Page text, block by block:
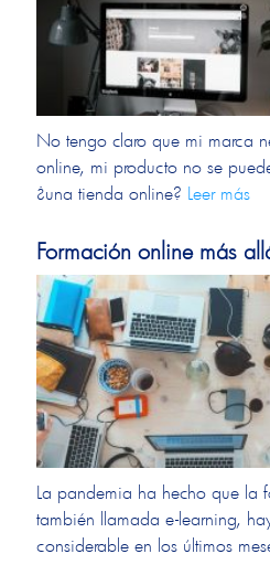
No tengo claro que mi marca
online, mi producto no se
¿una tienda online? Leer más
Formación online más
La pandemia ha hecho que la
también llamada e-learning,
considerable en los últimos